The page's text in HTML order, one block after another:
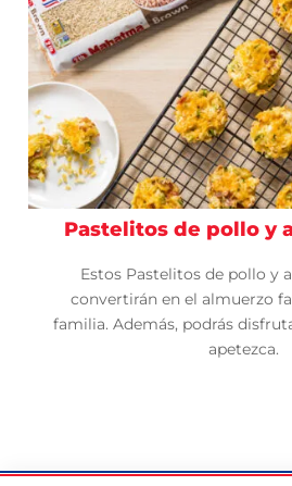
Pastelitos de pollo y
Estos Pastelitos de pollo y
convertirán en el almuerzo
familia. Además, podrás
apetezca.